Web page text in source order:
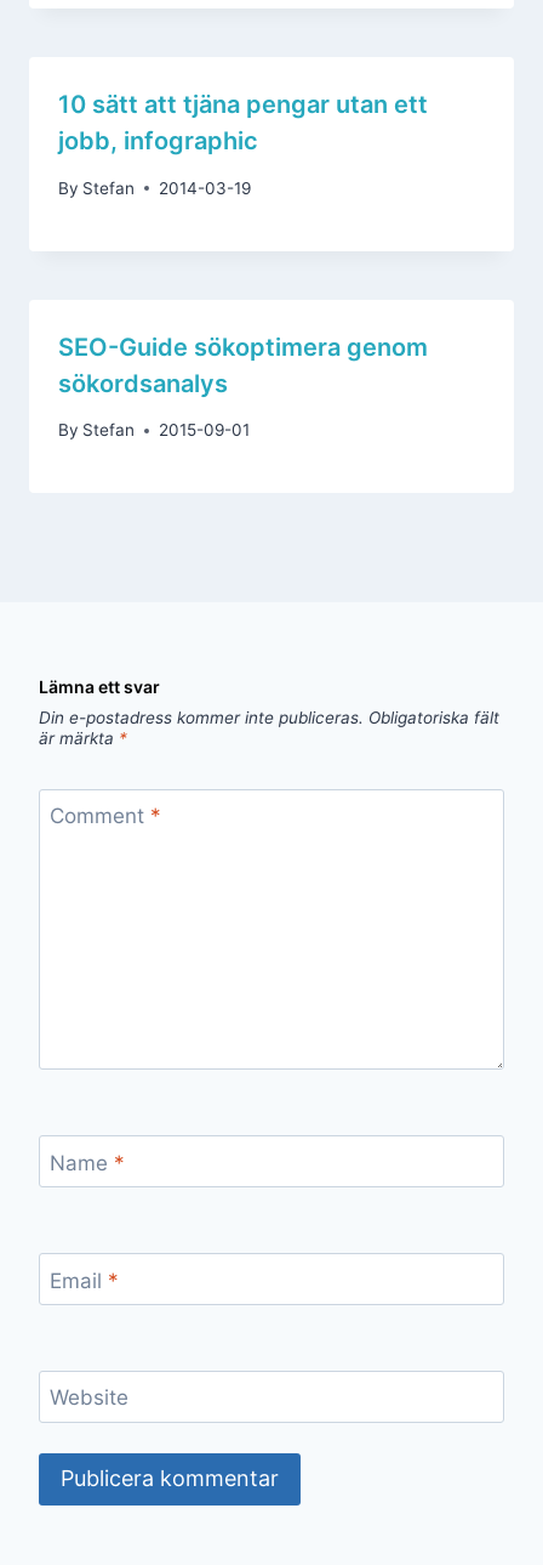
10 sätt att tjäna pengar utan ett
jobb, infographic
By Stefan 2014-03-19
SEO-Guide sökoptimera genom
sökordsanalys
By Stefan 2015-09-01
Lämna ett svar
Din e-postadress kommer inte publiceras. Obligatoriska fält
är märkta *
Comment *
Name *
Email *
Website